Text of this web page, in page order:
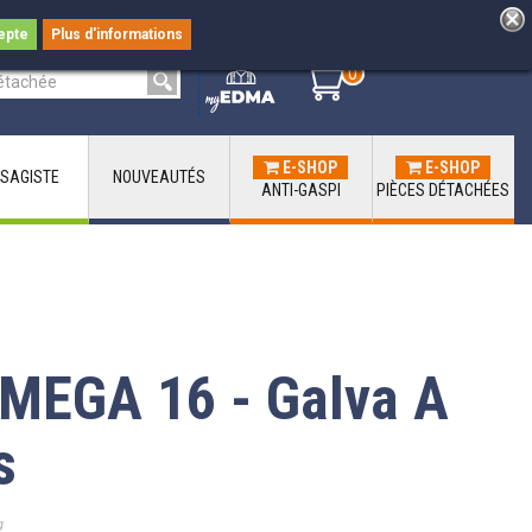
0
0
Plus d'informations
NOUVEAUTÉS
E-SHOP
ANTI-GASPI
E-SHOP
PIÈCES DÉTACHÉES
16 - Galva A